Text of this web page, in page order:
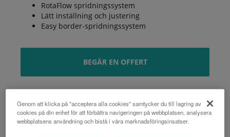
RotaFlow spridningssystem
Lätt inställning och justering
Easy border-spridningssystem
BEGÄR EN OFFERT
Genom att klicka på "acceptera alla cookies" samtycker du till lagring av
cookies på din enhet för att förbättra navigeringen på webbplatsen, analysera
webbplatsens användning och bistå i våra marknadsföringsinsatser.